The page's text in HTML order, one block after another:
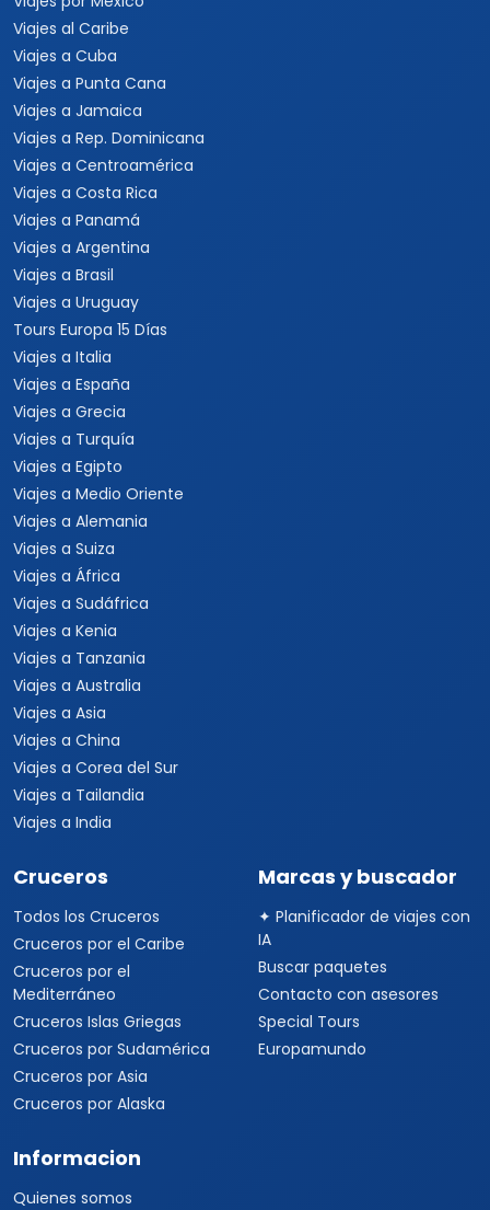
Viajes al Caribe
Viajes a Cuba
Viajes a Punta Cana
Viajes a Jamaica
Viajes a Rep. Dominicana
Viajes a Centroamérica
Viajes a Costa Rica
Viajes a Panamá
Viajes a Argentina
Viajes a Brasil
Viajes a Uruguay
Tours Europa 15 Días
Viajes a Italia
Viajes a España
Viajes a Grecia
Viajes a Turquía
Viajes a Egipto
Viajes a Medio Oriente
Viajes a Alemania
Viajes a Suiza
Viajes a África
Viajes a Sudáfrica
Viajes a Kenia
Viajes a Tanzania
Viajes a Australia
Viajes a Asia
Viajes a China
Viajes a Corea del Sur
Viajes a Tailandia
Viajes a India
Cruceros
Todos los Cruceros
Cruceros por el Caribe
Cruceros por el
Mediterráneo
Cruceros Islas Griegas
Cruceros por Sudamérica
Cruceros por Asia
Cruceros por Alaska
Marcas y buscador
✦ Planificador de viajes con
IA
Buscar paquetes
Contacto con asesores
Special Tours
Europamundo
Informacion
Quienes somos